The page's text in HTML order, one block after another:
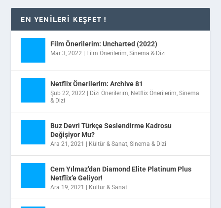
EN YENILERI KEŞFET !
Film Önerilerim: Uncharted (2022)
Mar 3, 2022 Film Önerilerim,Sinema & Dizi
Netflix Önerilerim: Archive 81
Şub 22, 2022 Dizi Önerilerim, Netflix Önerilerim,Sinema
& Dizi
Buz Devri Türkçe Seslendirme Kadrosu
Değişiyor Mu?
Ara 21, 2021 Kültür & Sanat,Sinema & Dizi
Cem Yılmaz’dan Diamond Elite Platinum Plus
Netflix’e Geliyor!
Ara 19, 2021 Kültür & Sanat